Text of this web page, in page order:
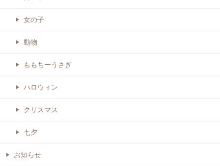
女の子
動物
ももちーうさぎ
ハロウィン
クリスマス
七夕
お知らせ